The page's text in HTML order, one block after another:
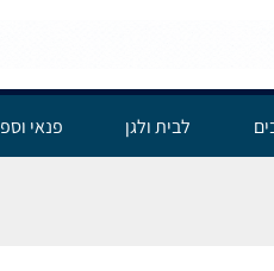
מחשבים לבית ולגן